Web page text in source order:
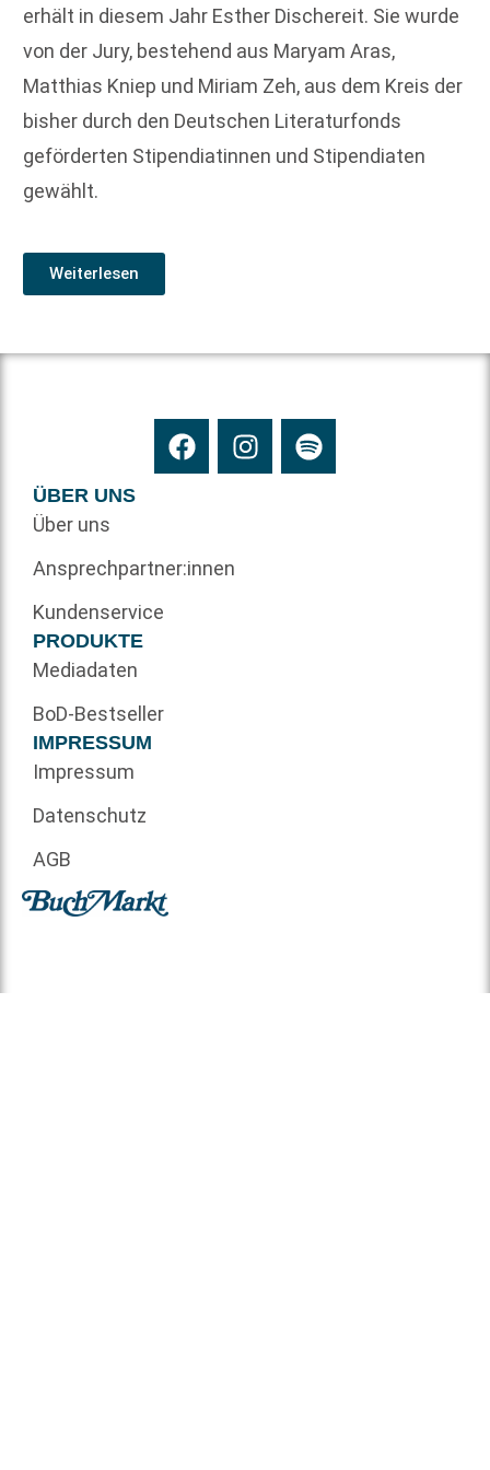
erhält in diesem Jahr Esther Dischereit. Sie wurde
von der Jury, bestehend aus Maryam Aras,
Matthias Kniep und Miriam Zeh, aus dem Kreis der
bisher durch den Deutschen Literaturfonds
geförderten Stipendiatinnen und Stipendiaten
gewählt.
Weiterlesen
ÜBER UNS
Über uns
Ansprechpartner:innen
Kundenservice
PRODUKTE
Mediadaten
BoD-Bestseller
IMPRESSUM
Impressum
Datenschutz
AGB